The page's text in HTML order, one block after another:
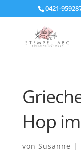
0421-
Hop
von Susanne |